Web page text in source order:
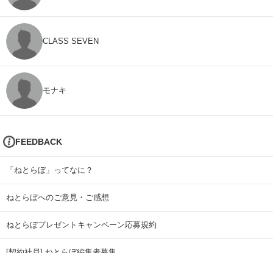
CLASS SEVEN
モナキ
FEEDBACK
「ねとらぼ」ってなに？
ねとらぼへのご意見・ご感想
ねとらぼプレゼントキャンペーン応募規約